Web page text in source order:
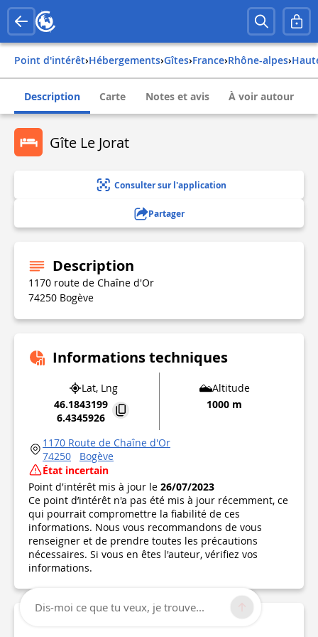
Point d'intérêt› Hébergements› Gîtes› france› rhône-alpes›
Description Carte Notes et avis À voir autour
Gîte Le Jorat
Consulter sur l'application
Partager
Description
1170 route de Chaîne d'Or
74250 Bogève
Informations techniques
Lat, Lng
46.1843199
6.4345926
Altitude
1000 m
1170 Route de Chaîne d'Or
74250
Bogève
État incertain
Point d'intérêt mis à jour le 26/07/2023
Ce point d’intérêt n'a pas été mis à jour récemment, ce
qui pourrait compromettre la fiabilité de ces
informations. Nous vous recommandons de vous
renseigner et de prendre toutes les précautions
nécessaires. Si vous en êtes l'auteur, vérifiez vos
informations.
Dis-moi ce que tu veux, je trouve...